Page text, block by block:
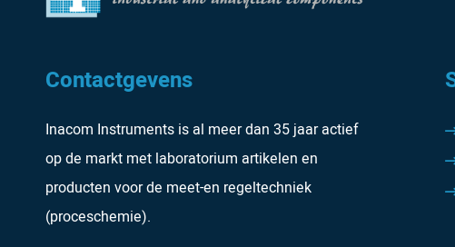
Contactgevens
Inacom Instruments is al meer dan 35 jaar actief
op de markt met laboratorium artikelen en
producten voor de meet-en regeltechniek
(proceschemie).